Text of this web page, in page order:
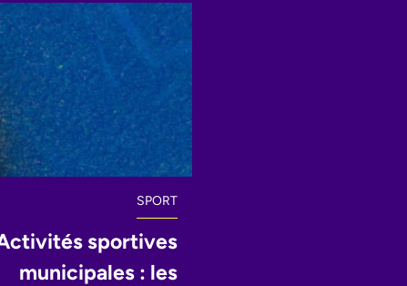
SPORT
sportives
municipales : les